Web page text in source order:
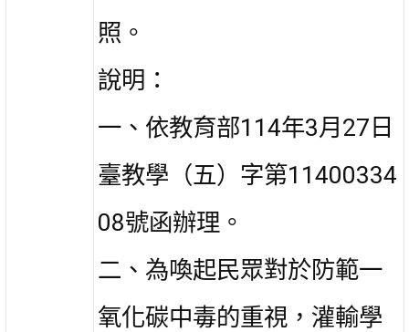
照。
說明：
一、依教育部114年3月27日
臺教學（五）字第11400334
08號函辦理。
二、為喚起民眾對於防範一
氧化碳中毒的重視，灌輸學